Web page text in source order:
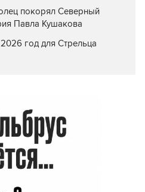
покорял Северный
Павла Кушакова
год для Стрельца